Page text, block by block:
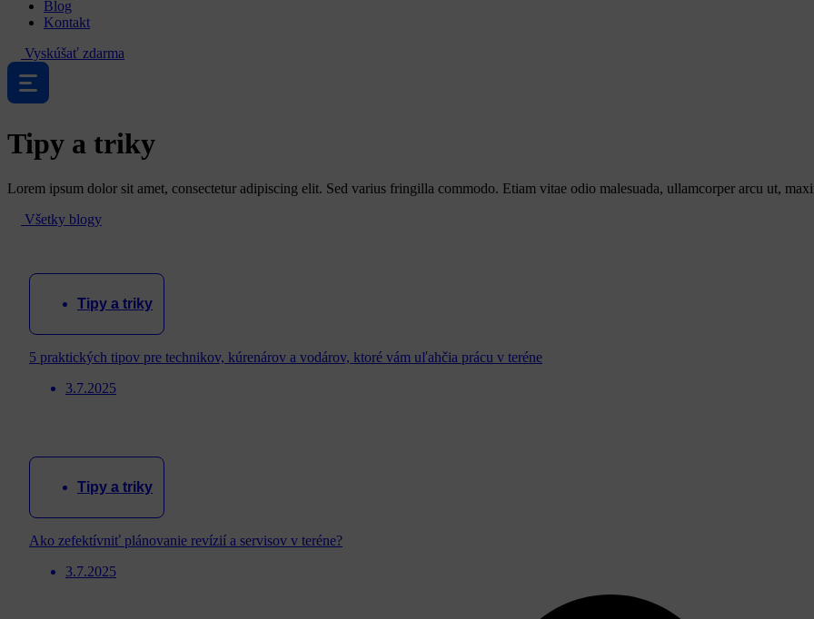
Blog
Kontakt
Vyskúšať zdarma
Tipy a triky
Lorem ipsum dolor sit amet, consectetur adipiscing elit. Sed varius fringilla commodo. Etiam vitae odio malesuada, ullamcorper arcu ut,
Všetky blogy
Tipy a triky
5 praktických tipov pre technikov, kúrenárov a vodárov, ktoré vám uľahčia prácu v teréne
3.7.2025
Tipy a triky
Ako zefektívniť plánovanie revízií a servisov v teréne?
3.7.2025